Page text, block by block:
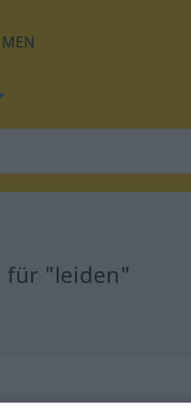
für "leiden"